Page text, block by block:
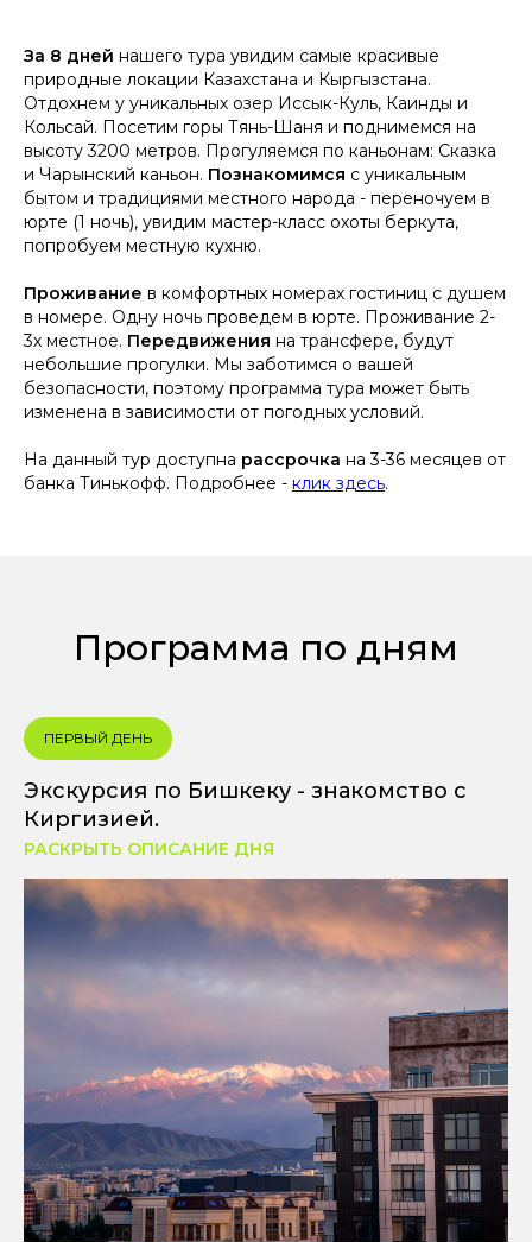
За 8 дней нашего тура увидим самые красивые
природные локации Казахстана и Кыргызстана.
Отдохнем у уникальных озер Иссык-Куль, Каинды и
Кольсай. Посетим горы Тянь-Шаня и поднимемся на
высоту 3200 метров. Прогуляемся по каньонам: Сказка
и Чарынский каньон. Познакомимся с уникальным
бытом и традициями местного народа - переночуем в
юрте (1 ночь), увидим мастер-класс охоты беркута,
попробуем местную кухню.
Проживание в комфортных номерах гостиниц с душем
в номере. Одну ночь проведем в юрте. Проживание 2-
3х местное. Передвижения на трансфере, будут
небольшие прогулки. Мы заботимся о вашей
безопасности, поэтому программа тура может быть
изменена в зависимости от погодных условий.
На данный тур доступна рассрочка на 3-36 месяцев от
банка Тинькофф. Подробнее - клик здесь.
Программа по дням
ПЕРВЫЙ ДЕНЬ
Экскурсия по Бишкеку - знакомство с
Киргизией.
РАСКРЫТЬ ОПИСАНИЕ ДНЯ